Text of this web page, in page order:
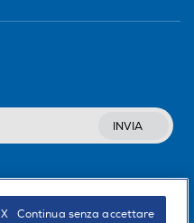
INVIA
X   Continua senza accettare